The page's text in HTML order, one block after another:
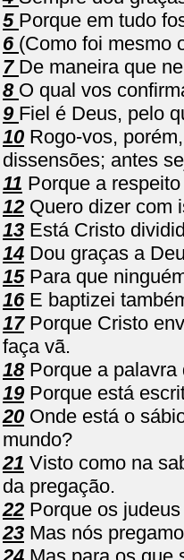
5 Porque em tudo
6 (Como foi mesmo
7 De maneira que
8 O qual vos
9 Fiel é Deus, pelo
10 Rogo-vos,
dissensões; antes
11 Porque a
12 Quero dizer com
13 Está Cristo
14 Dou graças a
15Para que
16E baptizei
17Porque Cristo
faça vã.
18Porque a palavra
19Porque está
20 Onde está o
mundo?
21 Visto como na
da pregação.
22 Porque os
23 Mas nós